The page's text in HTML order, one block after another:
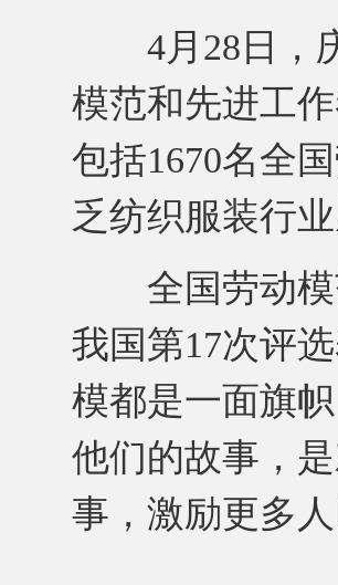
4月28日，庆
模范和先进工
包括1670名全
乏纺织服装行业
全国劳动模
我国第17次评
模都是一面旗
他们的故事，
事，激励更多